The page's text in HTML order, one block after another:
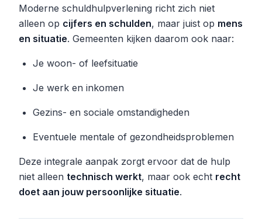
Moderne schuldhulpverlening richt zich niet
alleen op cijfers en schulden, maar juist op mens
en situatie. Gemeenten kijken daarom ook naar:
Je woon- of leefsituatie
Je werk en inkomen
Gezins- en sociale omstandigheden
Eventuele mentale of gezondheidsproblemen
Deze integrale aanpak zorgt ervoor dat de hulp
niet alleen technisch werkt, maar ook echt recht
doet aan jouw persoonlijke situatie.